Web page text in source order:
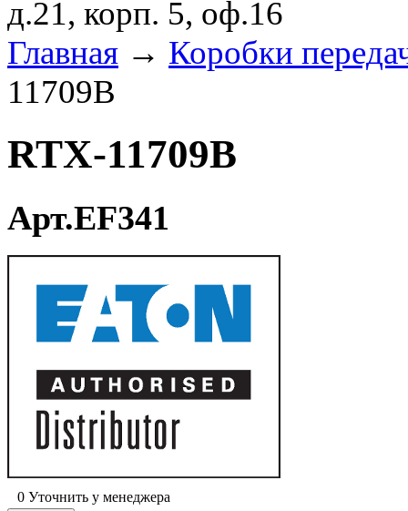
д.21, корп. 5, оф.16
Главная → Коробки
11709B
RTX-11709B
Арт.EF341
0 Уточнить у менеджера